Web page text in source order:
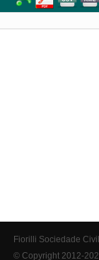
Fiorilli Sociedade
© Copyright 2012-